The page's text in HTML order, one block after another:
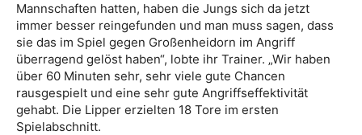
Mannschaften hatten, haben die Jungs sich da jetzt
immer besser reingefunden und man muss sagen, dass
sie das im Spiel gegen Großenheidorn im Angriff
überragend gelöst haben“, lobte ihr Trainer. „Wir haben
über 60 Minuten sehr, sehr viele gute Chancen
rausgespielt und eine sehr gute Angriffseffektivität
gehabt. Die Lipper erzielten 18 Tore im ersten
Spielabschnitt.